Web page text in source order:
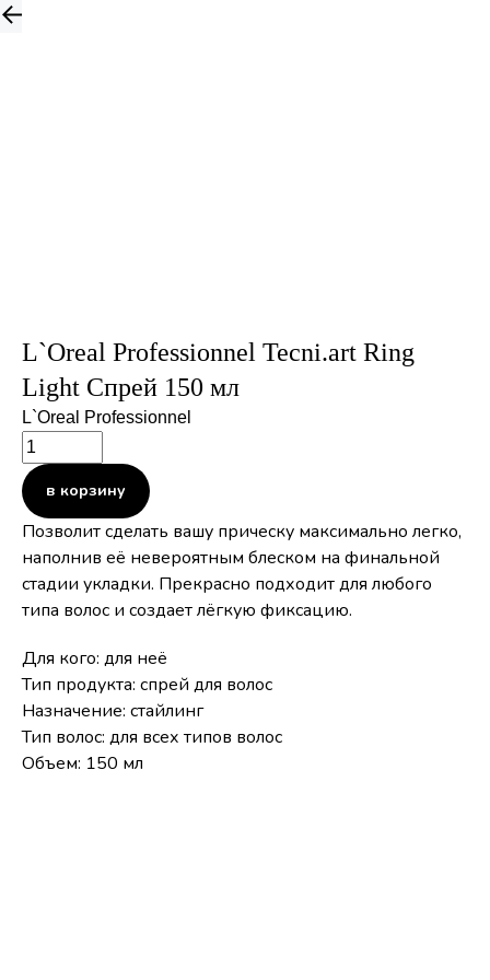
L`Oreal Professionnel Tecni.art Ring
Light Спрей 150 мл
L`Oreal Professionnel
в корзину
Позволит сделать вашу прическу максимально легко,
наполнив её невероятным блеском на финальной
стадии укладки. Прекрасно подходит для любого
типа волос и создает лёгкую фиксацию.
Для кого: для неё
Тип продукта: спрей для волос
Назначение: стайлинг
Тип волос: для всех типов волос
Объем: 150 мл